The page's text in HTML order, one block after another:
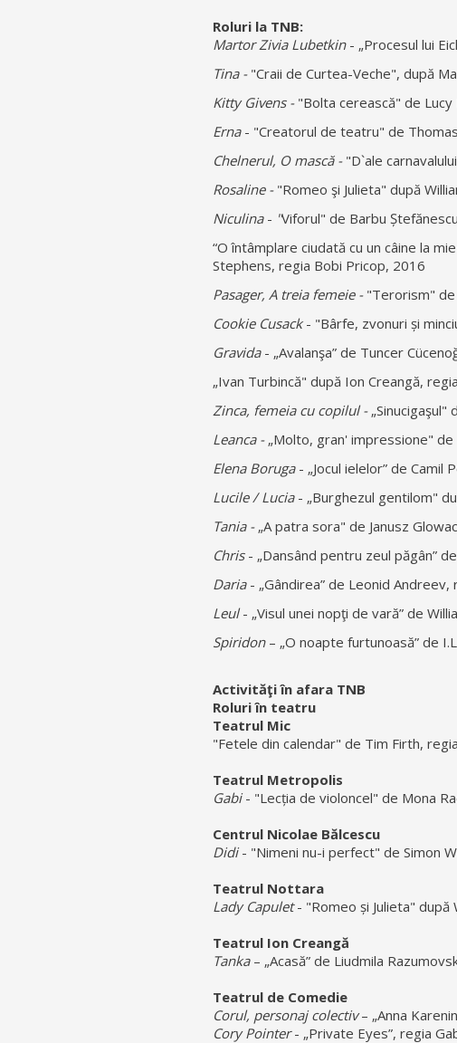
Roluri la TNB:
Martor Zivia Lubetkin- „Procesul lui
Tina - "Craii de Curtea-Veche", după
Kitty Givens - "Bolta cerească" de
Erna- "Creatorul de teatru" de
Chelnerul, O mască - "D`ale
Rosaline - "Romeo şi Julieta" după
Niculina- "Viforul" de Barbu
“O întâmplare ciudată cu un câine la
Stephens, regia Bobi Pricop, 2016
Pasager, A treia femeie -"Terorism" de
Cookie Cusack- "Bârfe, zvonuri și
Gravida - „Avalanşa” de Tuncer
„Ivan Turbincă" după Ion Creangă,
Zinca, femeia cu copilul -
Leanca -„Molto, gran' impressione" de
Elena Boruga- „Jocul ielelor” de Camil
Lucile / Lucia- „Burghezul gentilom"
Tania - „A patra sora" de Janusz
Chris - „Dansând pentru zeul păgân”
Daria - „Gândirea” de Leonid
Leul - „Visul unei nopţi de vară” de
Spiridon– „O noapte furtunoasă” de
Activităţi în afara TNB
Roluri în teatru
Teatrul Mic
"Fetele din calendar" de Tim Firth,
Teatrul Metropolis
Gabi- "Lecția de violoncel" de Mona
Centrul Nicolae Bălcescu
Didi- "Nimeni nu-i perfect" de Simon
Teatrul Nottara
Lady Capulet- "Romeo și Julieta" după
Teatrul Ion Creangă
Tanka– „Acasă” de Liudmila
Teatrul de Comedie
Corul, personaj colectiv– „Anna
Cory Pointer- „Private Eyes”, regia